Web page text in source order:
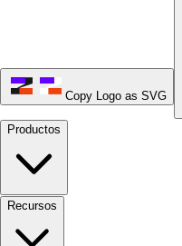
Copy Logo as SVG
Productos
Recursos